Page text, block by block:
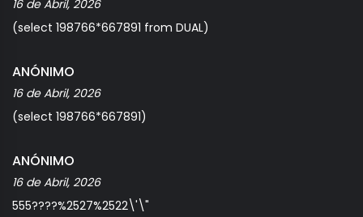
16 de Abril, 2026
(select 198766*667891 from DUAL)
ANÓNIMO
16 de Abril, 2026
(select 198766*667891)
ANÓNIMO
16 de Abril, 2026
555????%2527%2522\'\"